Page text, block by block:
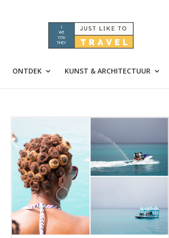
ONTDEK KUNST & ARCHITECTUUR